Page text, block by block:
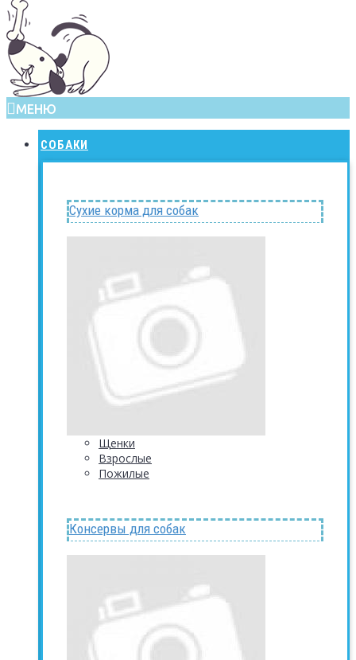
МЕНЮ
СОБАКИ
Сухие корма для собак
Щенки
Взрослые
Пожилые
Консервы для собак